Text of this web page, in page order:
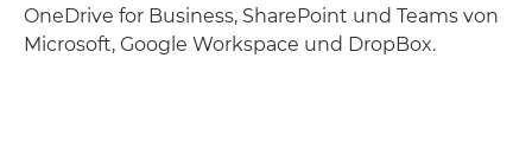
OneDrive for Business, SharePoint und Teams von
Microsoft, Google Workspace und DropBox.